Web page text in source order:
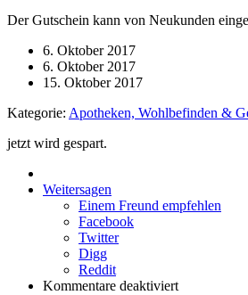
Der Gutschein kann von Neukunden
6. Oktober 2017
6. Oktober 2017
15. Oktober 2017
Kategorie: Apotheken, Wohlbefinden &
jetzt wird gespart.
Weitersagen
Einem Freund empfehlen
Facebook
Twitter
Digg
Reddit
Kommentare deaktiviert